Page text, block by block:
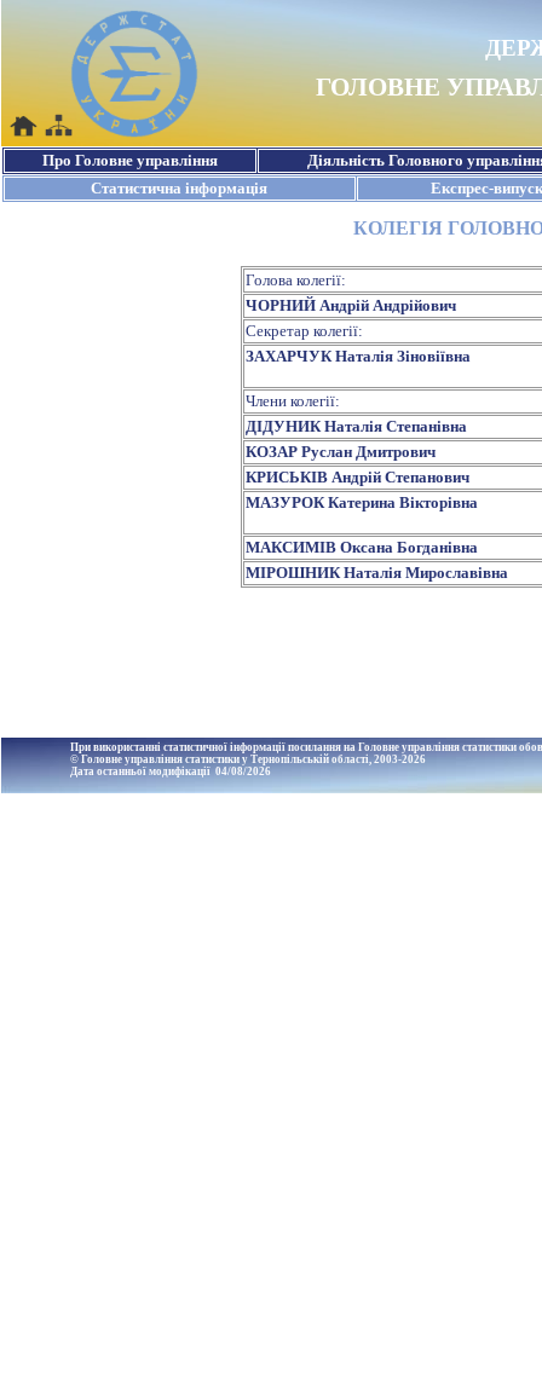
КОЛЕГІЯ
Голова колегії:
ЧОРНИЙ Андрій Андрійович
Секретар колегії:
ЗАХАРЧУК Наталія Зіновіївна
Члени колегії:
ДІДУНИК Наталія Степанівна
КОЗАР Руслан Дмитрович
КРИСЬКІВ Андрій Степанович
МАЗУРОК Катерина Вікторівна
МАКСИМІВ Оксана Богданівна
МІРОШНИК Наталія Мирославівна